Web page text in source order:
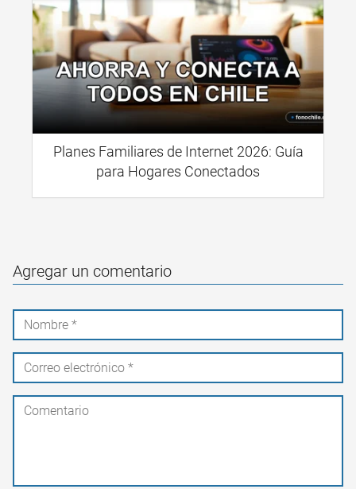
Planes Familiares de Internet 2026: Guía
para Hogares Conectados
Agregar un comentario